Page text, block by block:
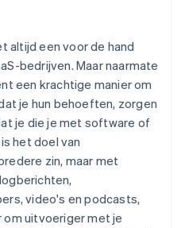
altijd een voor de hand
bedrijven. Maar naarmate
een krachtige manier om
je hun behoeften, zorgen
je die je met software of
het doel van
zin, maar met
video's en podcasts,
om uitvoeriger met je